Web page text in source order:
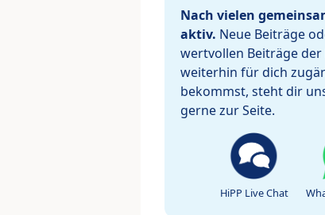
Nach vielen
aktiv. Neue Beiträge
wertvollen Beiträge
weiterhin für dich
bekommst, steht dir
gerne zur Seite.
HiPP Live Chat